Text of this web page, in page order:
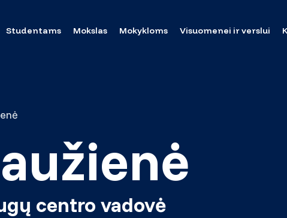
Studentams Mokslas Mokykloms Visuomenei ir verslui
centro vadovė